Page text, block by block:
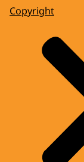
Copyright